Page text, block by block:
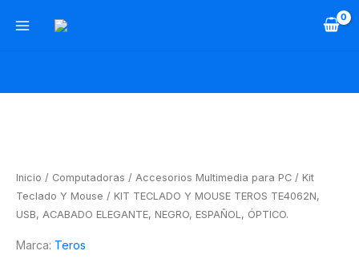
Inicio / Computadoras / Accesorios Multimedia para PC / Kit
Teclado Y Mouse / KIT TECLADO Y MOUSE TEROS TE4062N,
USB, ACABADO ELEGANTE, NEGRO, ESPAÑOL, ÓPTICO.
Marca: Teros
MOUSE
TEROS
TE4062N,
ACABADO